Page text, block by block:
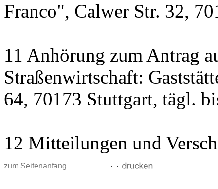
Franco", Calwer Str. 32,
11 Anhörung zum Antrag
Straßenwirtschaft:
64, 70173 Stuttgart, tägl.
12 Mitteilungen und
zum Seitenanfang